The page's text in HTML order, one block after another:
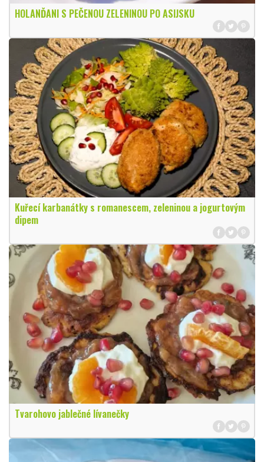
HOLANĎANI S PEČENOU ZELENINOU PO ASIJSKU
Kuřecí karbanátky s romanescem, zeleninou a jogurtovým
dipem
Tvarohovo jablečné lívanečky